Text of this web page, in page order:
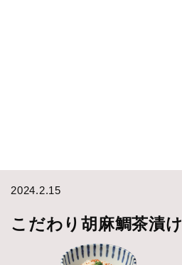
2024.2.15
こだわり胡麻鯛茶漬け